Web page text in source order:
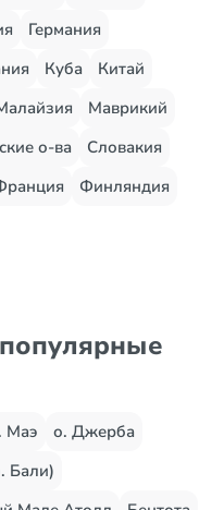
Германия
Куба
Китай
Маврикий
о-ва
Словакия
Финляндия
Маэ
о. Джерба
Бали)